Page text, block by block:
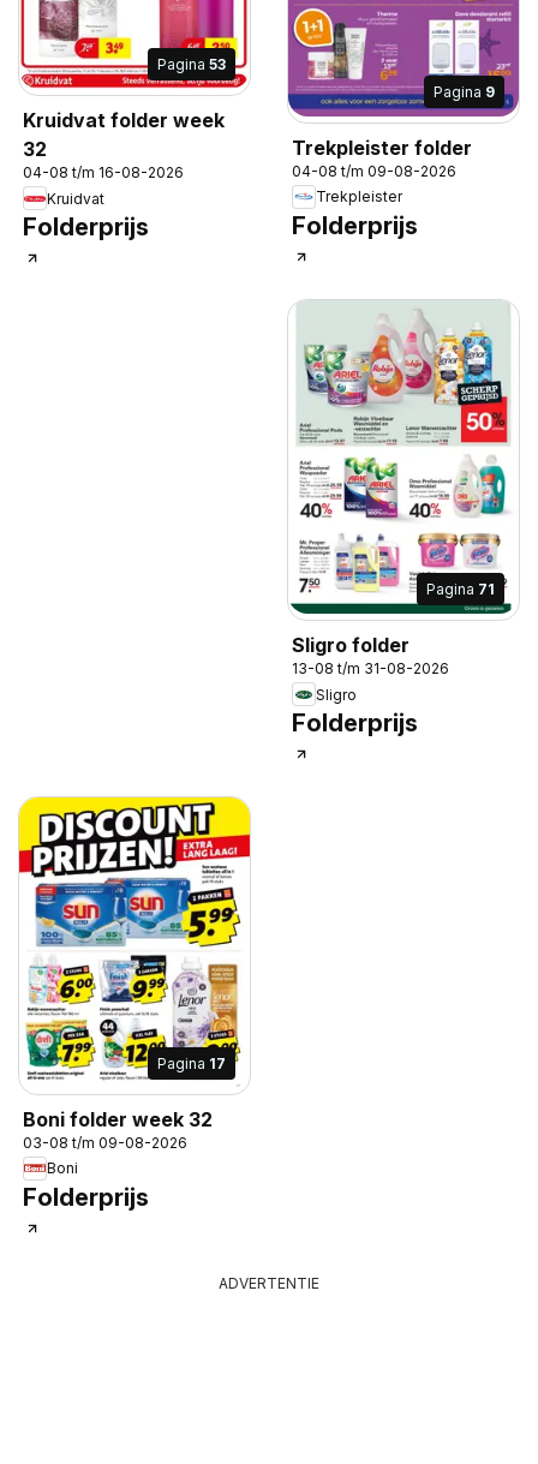
Pagina 53
Kruidvat folder week
32
04-08 t/m 16-08-2026
Kruidvat
Folderprijs
Pagina 9
Trekpleister folder
04-08 t/m 09-08-2026
Trekpleister
Folderprijs
Pagina 71
Sligro folder
13-08 t/m 31-08-2026
Sligro
Folderprijs
Pagina 17
Boni folder week 32
03-08 t/m 09-08-2026
Boni
Folderprijs
ADVERTENTIE